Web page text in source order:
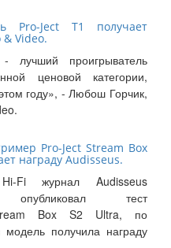
Pro-Ject T1 получает
& Video.
лучший проигрыватель
ценовой категории,
году», - Любош Горчик,
Pro-Ject Stream Box
награду Audisseus.
Fi журнал Audisseus
опубликовал тест
Box S2 Ultra, по
модель получила награду